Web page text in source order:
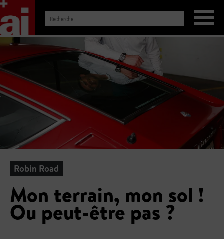
Robin Road
Mon terrain, mon sol !
Ou peut-être pas ?